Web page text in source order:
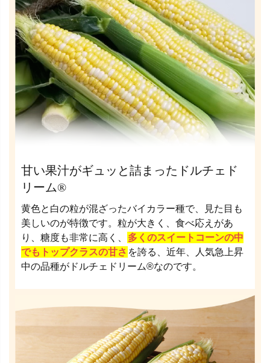
甘い果汁がギュッと詰まったドルチェド
リーム®
黄色と白の粒が混ざったバイカラー種で、見た目も
美しいのが特徴です。粒が大きく、食べ応えがあ
り、糖度も非常に高く、
多くのスイートコーンの中
でもトップクラスの甘さ を誇る、近年、人気急上昇
中の品種がドルチェドリーム®なのです。